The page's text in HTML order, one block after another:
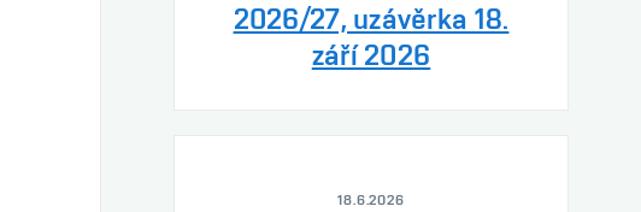
2026/27, uzávěrka 18.
září 2026
18.6.2026